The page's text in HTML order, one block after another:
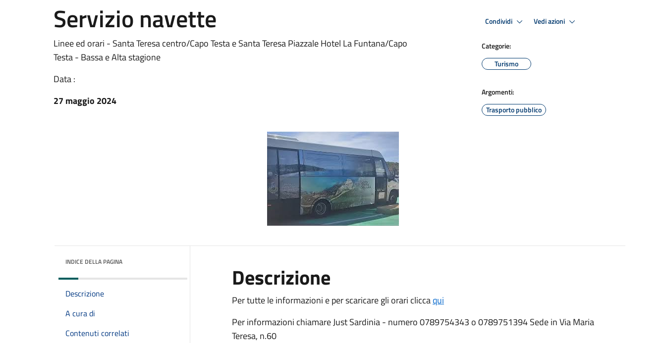
Servizio navette
Linee ed orari - Santa Teresa centro/Capo Testa e Santa Teresa Piazzale Hotel La Funtana/Capo
Testa - Bassa e Alta stagione
Data :
27 maggio 2024
Condividi Vedi azioni
Categorie:
Turismo
Argomenti:
Trasporto pubblico
INDICE DELLA PAGINA
Descrizione
A cura di
Contenuti correlati
Descrizione
Per tutte le informazioni e per scaricare gli orari cliccaqui
Per informazioni chiamare Just Sardinia - numero 0789754343 o 0789751394 Sede in Via Maria
Teresa, n.60